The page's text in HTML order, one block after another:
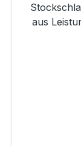
aus
alle